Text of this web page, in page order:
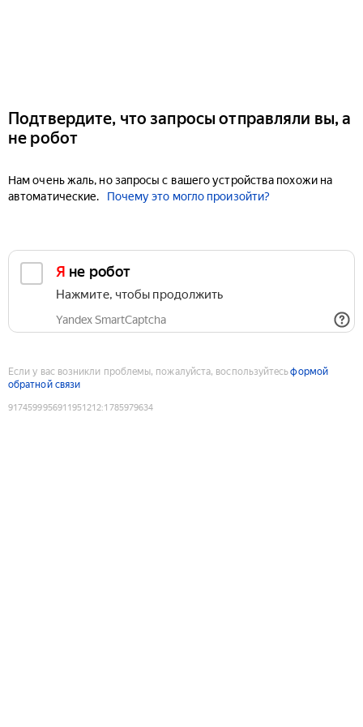
Подтвердите, что запросы отправляли вы, а
не робот
Нам очень жаль, но запросы с вашего устройства похожи на
автоматические.
Почему это могло произойти?
Я не робот
Нажмите, чтобы продолжить
Yandex SmartCaptcha
Если у вас возникли проблемы, пожалуйста, воспользуйтесьформой
обратной связи
9174599956911951212:1785979634